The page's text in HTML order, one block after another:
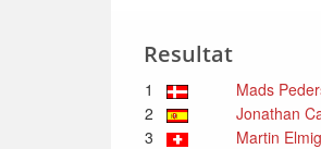
Resultat
1 Mads
2
Jonathan
3
Martin